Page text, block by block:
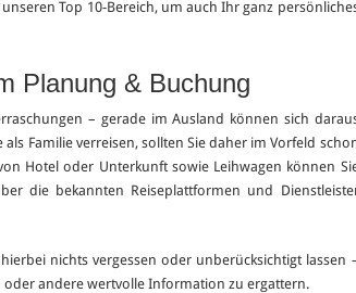
Top 10-Bereich, um auch Ihr ganz
Planung & Buchung
– gerade im Ausland können sich
Familie verreisen, sollten Sie daher im Vorfeld
Hotel oder Unterkunft sowie Leihwagen können
die bekannten Reiseplattformen und
nichts vergessen oder unberücksichtigt lassen
andere wertvolle Information zu ergattern.